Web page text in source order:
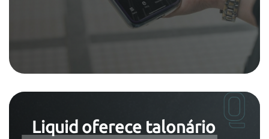
Liquid oferece talonário